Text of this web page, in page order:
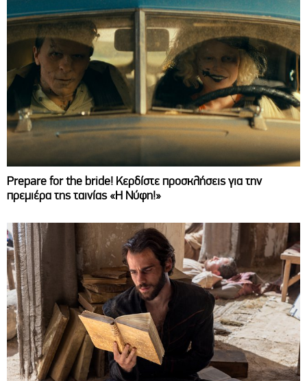
Prepare for the bride! Κερδίστε προσκλήσεις για την
πρεμιέρα της ταινίας «Η Νύφη!»